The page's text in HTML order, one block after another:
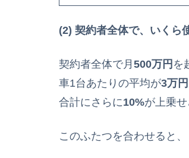
(2) 契約者全体で、いくら
契約者全体で月 500万円 を
車1台あたりの平均が3万円
合計にさらに10%が上乗せ
このふたつを合わせると、